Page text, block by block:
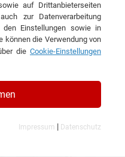
Supfina
auf Drittanbieterseiten
zur Datenverarbeitung
Einstellungen sowie in
können die Verwendung von
die Cookie-Einstellungen
Impressum | Datenschutz